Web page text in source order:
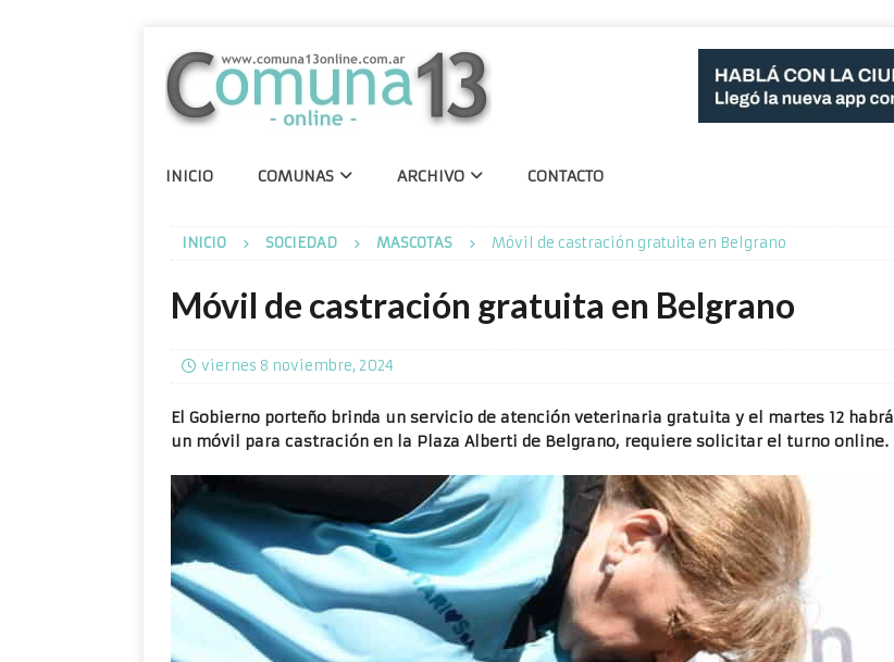
INICIO COMUNAS ARCHIVO CONTACTO
INICIO SOCIEDAD MASCOTAS Móvil de castración gratuita en Belgrano
Móvil de castración gratuita en Belgrano
viernes 8 noviembre, 2024
El Gobierno porteño brinda un servicio de atención veterinaria gratuita y el martes 12 habrá
un móvil para castración en la Plaza Alberti de Belgrano, requiere solicitar el turno online.